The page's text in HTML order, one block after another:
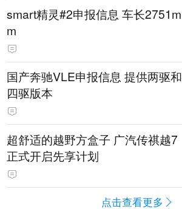
smart精灵#2申报信息 车长2751m
m
国产奔驰VLE申报信息 提供两驱和
四驱版本
超舒适的越野方盒子 广汽传祺越7
正式开启先享计划
点击查看更多